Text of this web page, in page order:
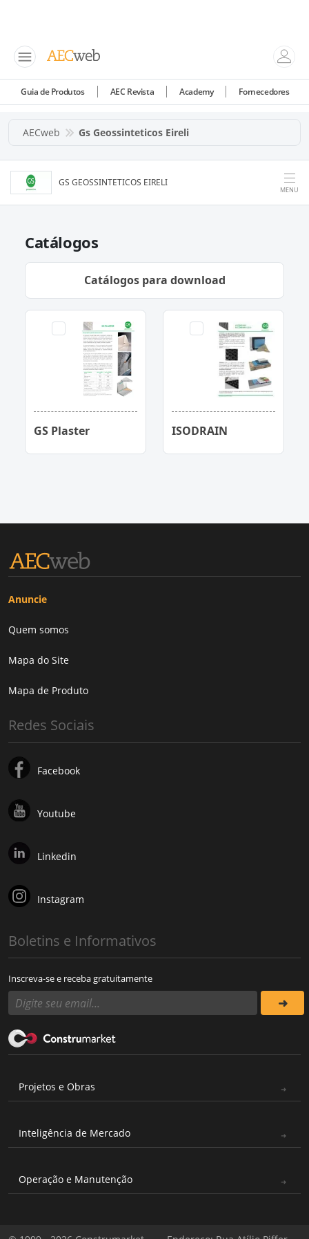
Guia de Produtos AEC Revista Academy Fornecedores
AECweb Gs Geossinteticos Eireli
GS GEOSSINTETICOS EIRELI
MENU
Catálogos
Catálogos para download
GS Plaster ISODRAIN
Anuncie
Quem somos
Mapa do Site
Mapa de Produto
Redes Sociais
Facebook
Youtube
Linkedin
Instagram
Boletins e Informativos
Inscreva-se e receba gratuitamente
Projetos e Obras
Inteligência de Mercado
Operação e Manutenção